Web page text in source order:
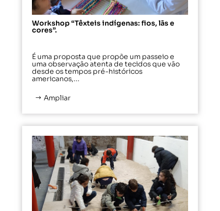
Workshop “Têxteis indígenas: fios, lãs e
cores”.
É uma proposta que propõe um passeio e
uma observação atenta de tecidos que vão
desde os tempos pré-históricos
americanos,...
Ampliar